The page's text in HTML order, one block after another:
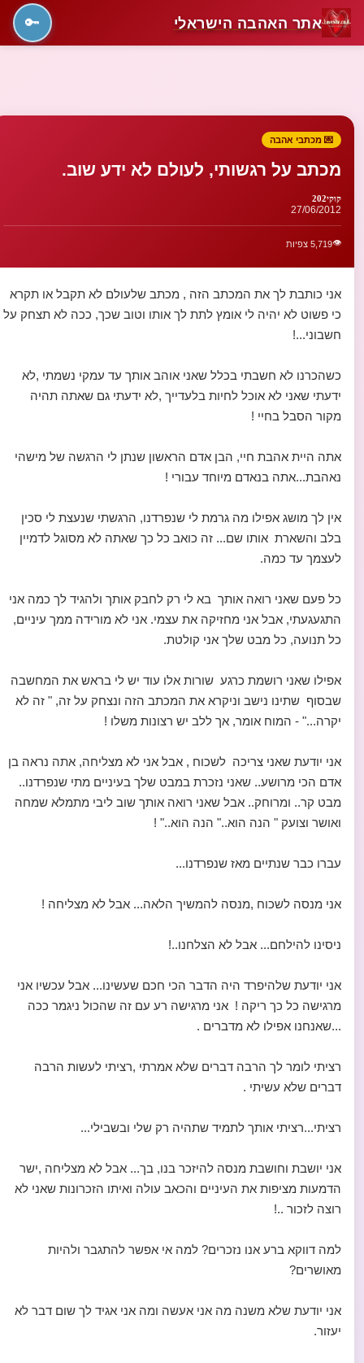
אתר האהבה הישראלי 🔑
💌 מכתבי אהבה
מכתב על רגשותי, לעולם לא ידע שוב.
קוקי202
27/06/2012
👁️5,719 צפיות
אני כותבת לך את המכתב הזה , מכתב שלעולם לא תקבל או תקרא
כי פשוט לא יהיה לי אומץ לתת לך אותו וטוב שכך, ככה לא תצחק על
חשבוני...!
כשהכרנו לא חשבתי בכלל שאני אוהב אותך עד עמקי נשמתי ,לא
ידעתי שאני לא אוכל לחיות בלעדייך ,לא ידעתי גם שאתה תהיה
מקור הסבל בחיי !
אתה היית אהבת חיי, הבן אדם הראשון שנתן לי הרגשה של מישהי
נאהבת...אתה בנאדם מיוחד עבורי !
אין לך מושג אפילו מה גרמת לי שנפרדנו, הרגשתי שנעצת לי סכין
בלב והשארת אותו שם... זה כואב כל כך שאתה לא מסוגל לדמיין
לעצמך עד כמה.
כל פעם שאני רואה אותך בא לי רק לחבק אותך ולהגיד לך כמה אני
התגעגעתי, אבל אני מחזיקה את עצמי. אני לא מורידה ממך עיניים,
כל תנועה, כל מבט שלך אני קולטת.
אפילו שאני רושמת כרגע שורות אלו עוד יש לי בראש את המחשבה
שבסוף שתינו נישב וניקרא את המכתב הזה ונצחק על זה, " זה לא
יקרה..." - המוח אומר, אך ללב יש רצונות משלו !
אני יודעת שאני צריכה לשכוח , אבל אני לא מצליחה, אתה נראה בן
אדם הכי מרושע.. שאני נזכרת במבט שלך בעיניים מתי שנפרדנו..
מבט קר.. ומרוחק.. אבל שאני רואה אותך שוב ליבי מתמלא שמחה
ואושר וצועק " הנה הוא.." הנה הוא.." !
עברו כבר שנתיים מאז שנפרדנו...
אני מנסה לשכוח ,מנסה להמשיך הלאה... אבל לא מצליחה !
ניסינו להילחם... אבל לא הצלחנו..!
אני יודעת שלהיפרד היה הדבר הכי חכם שעשינו... אבל עכשיו אני
מרגישה כל כך ריקה ! אני מרגישה רע עם זה שהכול ניגמר ככה
...שאנחנו אפילו לא מדברים .
רציתי לומר לך הרבה דברים שלא אמרתי ,רציתי לעשות הרבה
דברים שלא עשיתי .
רציתי...רציתי אותך לתמיד שתהיה רק שלי ובשבילי...
אני יושבת וחושבת מנסה להיזכר בנו, בך... אבל לא מצליחה ,ישר
הדמעות מציפות את העיניים והכאב עולה ואיתו הזכרונות שאני לא
רוצה לזכור ..!
למה דווקא ברע אנו נזכרים? למה אי אפשר להתגבר ולהיות
מאושרים?
אני יודעת שלא משנה מה אני אעשה ומה אני אגיד לך שום דבר לא
יעזור.